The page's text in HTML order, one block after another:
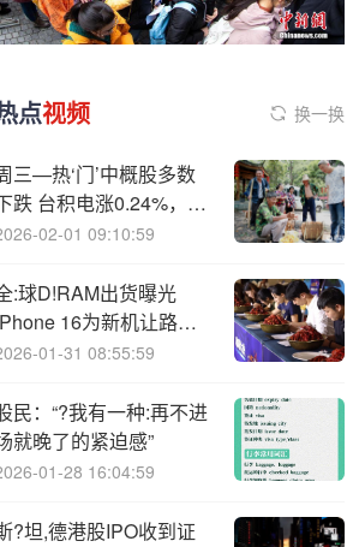
点视频 换一换
三—热‘门’中概股多数
跌 台积电涨0.24%，理
汽车跌8.32%
02-01 09:10:59
:球D!RAM出货曝光
16为新机让路跌
感人价刷新记录！
01-31 08:55:59
民：“?我有一种:再不进
就晚了的紧迫感”
01-28 16:04:59
?坦,德港股IPO收到证